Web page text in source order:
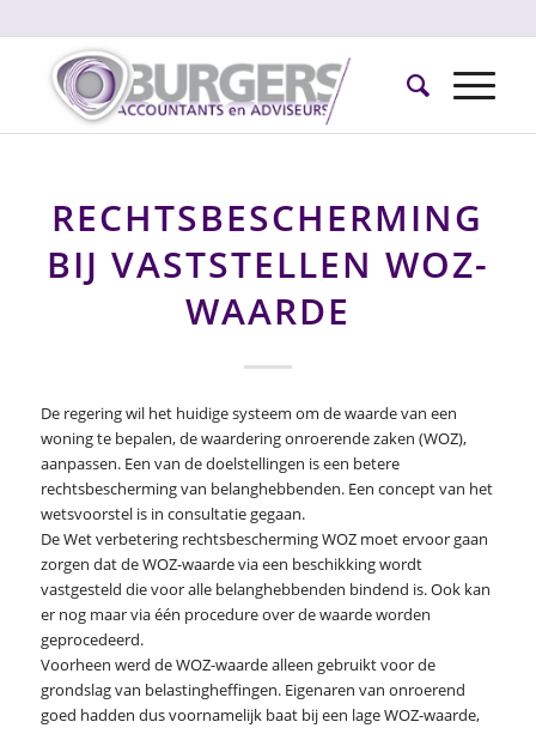
RECHTSBESCHERMING
BIJ VASTSTELLEN WOZ-
WAARDE
De regering wil het huidige systeem om de waarde van een
woning te bepalen, de waardering onroerende zaken (WOZ),
aanpassen. Een van de doelstellingen is een betere
rechtsbescherming van belanghebbenden. Een concept van het
wetsvoorstel is in consultatie gegaan.
De Wet verbetering rechtsbescherming WOZ moet ervoor gaan
zorgen dat de WOZ-waarde via een beschikking wordt
vastgesteld die voor alle belanghebbenden bindend is. Ook kan
er nog maar via één procedure over de waarde worden
geprocedeerd.
Voorheen werd de WOZ-waarde alleen gebruikt voor de
grondslag van belastingheffingen. Eigenaren van onroerend
goed hadden dus voornamelijk baat bij een lage WOZ-waarde,